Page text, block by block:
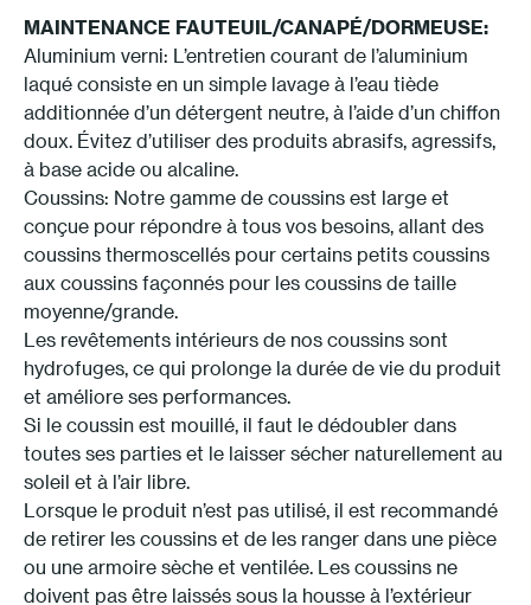
MAINTENANCE FAUTEUIL/CANAPÉ/DORMEUSE:
Aluminium verni: L’entretien courant de l’aluminium
laqué consiste en un simple lavage à l’eau tiède
additionnée d’un détergent neutre, à l’aide d’un chiffon
doux. Évitez d’utiliser des produits abrasifs, agressifs,
à base acide ou alcaline.
Coussins: Notre gamme de coussins est large et
conçue pour répondre à tous vos besoins, allant des
coussins thermoscellés pour certains petits coussins
aux coussins façonnés pour les coussins de taille
moyenne/grande.
Les revêtements intérieurs de nos coussins sont
hydrofuges, ce qui prolonge la durée de vie du produit
et améliore ses performances.
Si le coussin est mouillé, il faut le dédoubler dans
toutes ses parties et le laisser sécher naturellement au
soleil et à l’air libre.
Lorsque le produit n’est pas utilisé, il est recommandé
de retirer les coussins et de les ranger dans une pièce
ou une armoire sèche et ventilée. Les coussins ne
doivent pas être laissés sous la housse à l’extérieur